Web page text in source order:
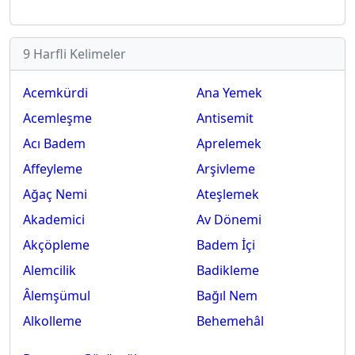
9 Harfli Kelimeler
Acemkürdi
Acemleşme
Acı Badem
Affeyleme
Ağaç Nemi
Akademici
Akçöpleme
Alemcilik
Âlemşümul
Alkolleme
Ana Yemek
Antisemit
Aprelemek
Arşivleme
Ateşlemek
Av Dönemi
Badem İçi
Badikleme
Bağıl Nem
Behemehâl